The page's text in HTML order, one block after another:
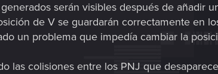
serán visibles después de añadir
de V se guardarán correctamente en
un problema que impedía cambiar la
las colisiones entre los PNJ que